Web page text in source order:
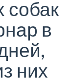
собак
в
них